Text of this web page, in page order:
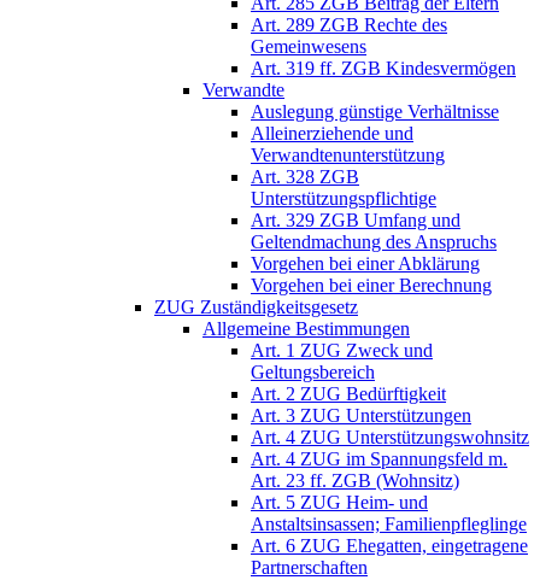
Art. 289 ZGB Rechte des
Gemeinwesens
Art. 319 ff. ZGB Kindesvermögen
Verwandte
Auslegung günstige Verhältnisse
Alleinerziehende und
Verwandtenunterstützung
Art. 328 ZGB
Unterstützungspflichtige
Art. 329 ZGB Umfang und
Geltendmachung des Anspruchs
Vorgehen bei einer Abklärung
Vorgehen bei einer Berechnung
ZUG Zuständigkeitsgesetz
Allgemeine Bestimmungen
Art. 1 ZUG Zweck und
Geltungsbereich
Art. 2 ZUG Bedürftigkeit
Art. 3 ZUG Unterstützungen
Art. 4 ZUG Unterstützungswohnsitz
Art. 4 ZUG im Spannungsfeld m.
Art. 23 ff. ZGB (Wohnsitz)
Art. 5 ZUG Heim- und
Anstaltsinsassen; Familienpfleglinge
Art. 6 ZUG Ehegatten, eingetragene
Partnerschaften